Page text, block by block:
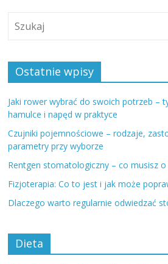
Ostatnie wpisy
Jaki rower wybrać do swoich potrzeb –
hamulce i napęd w praktyce
Czujniki pojemnościowe – rodzaje,
parametry przy wyborze
Rentgen stomatologiczny – co musisz o
Fizjoterapia: Co to jest i jak może
Dlaczego warto regularnie odwiedzać
Dieta